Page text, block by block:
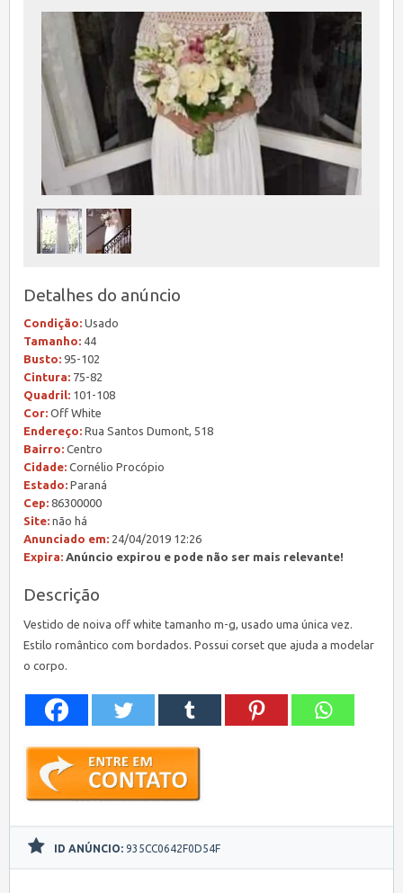
Detalhes do anúncio
Condição: Usado
Tamanho: 44
Busto: 95-102
Cintura: 75-82
Quadril: 101-108
Cor: Off White
Endereço: Rua Santos Dumont, 518
Bairro: Centro
Cidade: Cornélio Procópio
Estado: Paraná
Cep: 86300000
Site: não há
Anunciado em: 24/04/2019 12:26
Expira: Anúncio expirou e pode não ser mais relevante!
Descrição
Vestido de noiva off white tamanho m-g, usado uma única vez.
Estilo romântico com bordados. Possui corset que ajuda a modelar
o corpo.
ID ANÚNCIO: 935CC0642F0D54F